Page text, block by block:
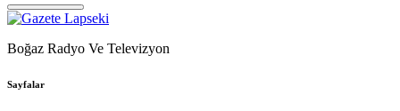
Boğaz Radyo Ve Televizyon
Sayfalar